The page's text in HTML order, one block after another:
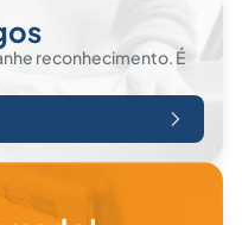
reconhecimento. É